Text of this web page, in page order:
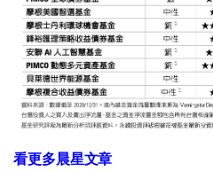
看更多晨星文章